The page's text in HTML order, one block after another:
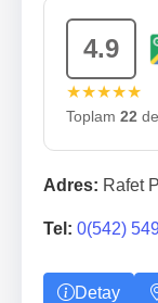
4.9
★★★★★
Toplam 22
Adres: Rafet
Tel: 0(542)
Detay